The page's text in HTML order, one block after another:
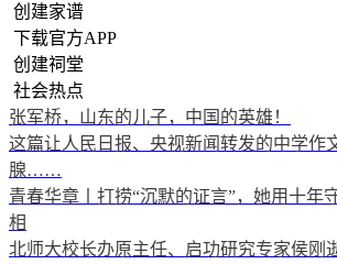
创建家谱
下载官方APP
创建祠堂
社会热点
张军桥，山东的儿子，中国的英雄！
这篇让人民日报、央视新闻转发的中学作
腺……
青春华章丨打捞“沉默的证言”，她用十年
相
北师大校长办原主任、启功研究专家侯刚